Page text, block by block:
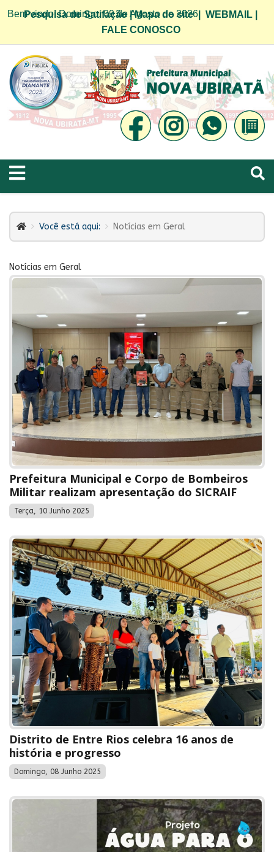
Bem vindo! Domingo, 09 de Agosto de 2026
Pesquisa de Satifação|Mapa do site| WEBMAIL
FALE CONOSCO
Você está aqui: Notícias em Geral
Notícias em Geral
Prefeitura Municipal e Corpo de Bombeiros
Militar realizam apresentação do SICRAIF
Terça, 10 Junho 2025
Distrito de Entre Rios celebra 16 anos de
história e progresso
Domingo, 08 Junho 2025